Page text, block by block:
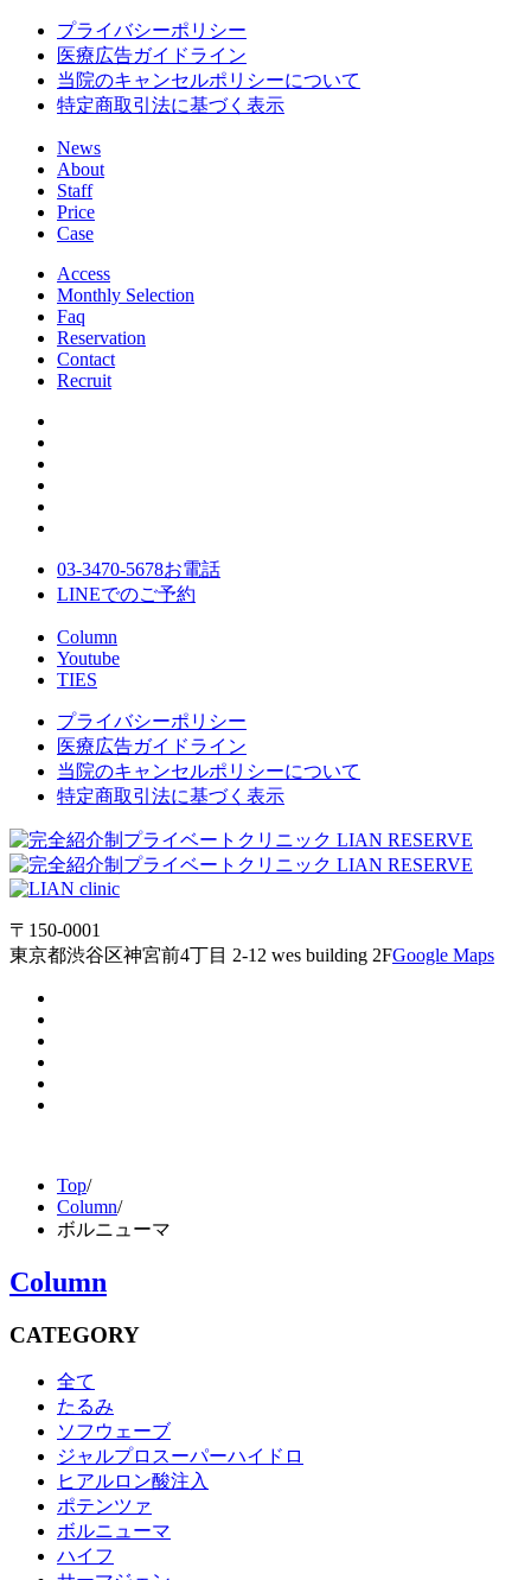
プライバシーポリシー
医療広告ガイドライン
当院のキャンセルポリシーについて
特定商取引法に基づく表示
News
About
Staff
Price
Case
Access
Monthly Selection
Faq
Reservation
Contact
Recruit
03-3470-5678お電話
LINEでのご予約
Column
Youtube
TIES
プライバシーポリシー
医療広告ガイドライン
当院のキャンセルポリシーについて
特定商取引法に基づく表示
〒150-0001
東京都渋谷区神宮前4丁目 2-12 wes building 2FGoogle Maps
Top/
Column/
ボルニューマ
Column
CATEGORY
全て
たるみ
ソフウェーブ
ジャルプロスーパーハイドロ
ヒアルロン酸注入
ポテンツァ
ボルニューマ
ハイフ